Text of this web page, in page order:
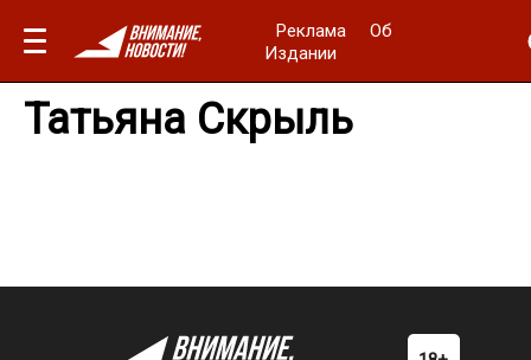
Реклама
Об
Издании
Татьяна Скрыль